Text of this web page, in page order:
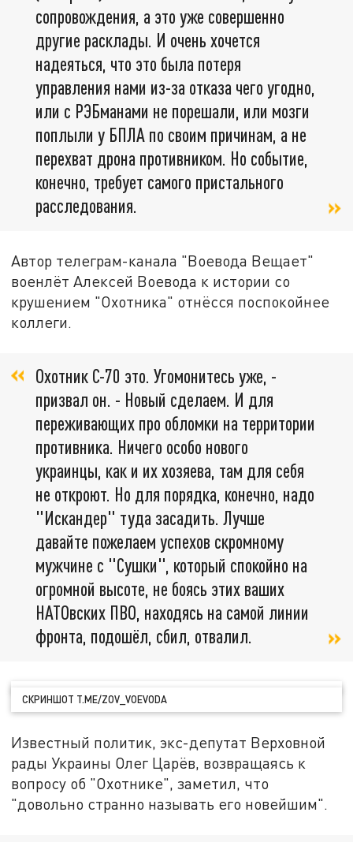
сопровождения, а это уже совершенно
другие расклады. И очень хочется
надеяться, что это была потеря
управления нами из-за отказа чего угодно,
или с РЭБманами не порешали, или мозги
поплыли у БПЛА по своим причинам, а не
перехват дрона противником. Но событие,
конечно, требует самого пристального
расследования.
Автор телеграм-канала "Воевода Вещает"
военлёт Алексей Воевода к истории со
крушением "Охотника" отнёсся поспокойнее
коллеги.
Охотник С-70 это. Угомонитесь уже, -
призвал он. - Новый сделаем. И для
переживающих про обломки на территории
противника. Ничего особо нового
украинцы, как и их хозяева, там для себя
не откроют. Но для порядка, конечно, надо
"Искандер" туда засадить. Лучше
давайте пожелаем успехов скромному
мужчине с "Сушки", который спокойно на
огромной высоте, не боясь этих ваших
НАТОвских ПВО, находясь на самой линии
фронта, подошёл, сбил, отвалил.
СКРИНШОТ T.ME/ZOV_VOEVODA
Известный политик, экс-депутат Верховной
рады Украины Олег Царёв, возвращаясь к
вопросу об "Охотнике", заметил, что
"довольно странно называть его новейшим".